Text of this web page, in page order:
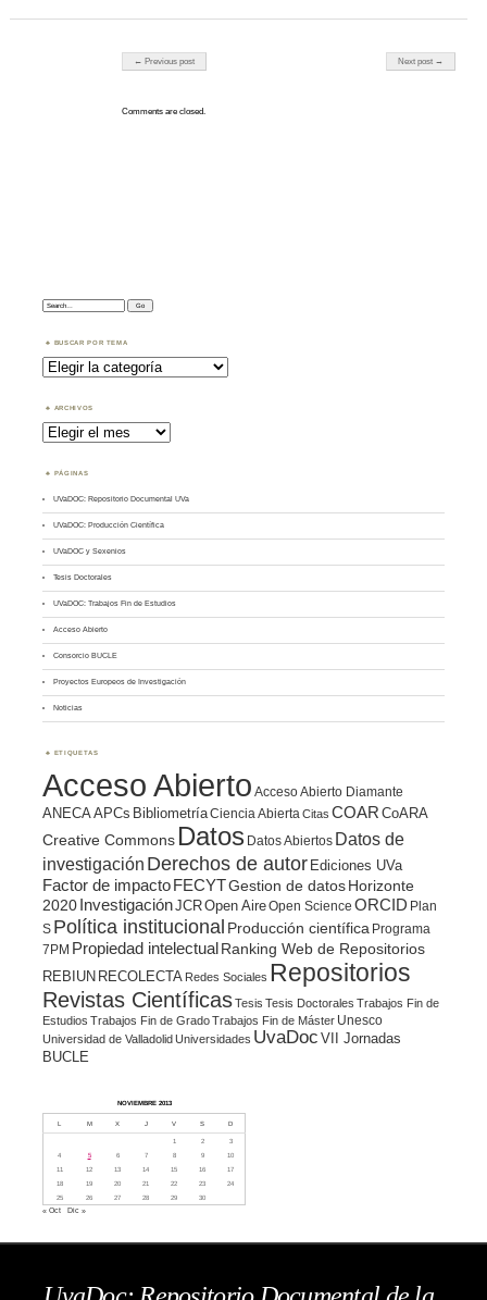
Post navigation
← Previous post Next post →
Comments are closed.
Search:
BUSCAR POR TEMA
Buscar
por
Tema
ARCHIVOS
Archivos
PÁGINAS
UVaDOC: Repositorio Documental UVa
UVaDOC: Producción Científica
UVaDOC y Sexenios
Tesis Doctorales
UVaDOC: Trabajos Fin de Estudios
Acceso Abierto
Consorcio BUCLE
Proyectos Europeos de Investigación
Noticias
ETIQUETAS
Acceso Abierto Acceso Abierto Diamante
ANECAAPCs BibliometríaCiencia Abierta Citas COAR CoARA
Creative Commons Datos Datos Abiertos Datos de
investigación Derechos de autor Ediciones UVa
Factor de impacto FECYTGestion de datosHorizonte
2020 InvestigaciónJCROpen AireOpen Science ORCID Plan
S Política institucional Producción científica Programa
7PM Propiedad intelectualRanking Web de Repositorios
REBIUN RECOLECTA Redes Sociales Repositorios
Revistas CientíficasTesis Tesis Doctorales Trabajos Fin de
Estudios Trabajos Fin de GradoTrabajos Fin de Máster Unesco
Universidad de Valladolid Universidades UvaDoc VII Jornadas
BUCLE
NOVIEMBRE 2013
L M X J V S D
1 2
3
4
5 6 7 8 9
10
11
12 13 14 15 16
17
18
19 20 21 22 23
24
25
26 27 28 29 30
« Oct Dic »